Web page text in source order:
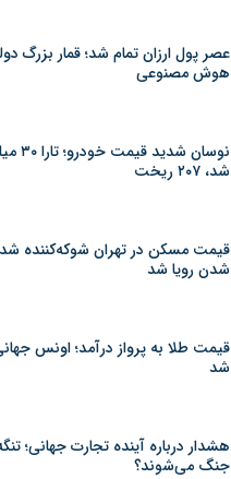
عصر پول ارزان تمام شد؛ قمار بزرگ
هوش مصنوعی
نوسان
شد، ۲۰۷ ریخت
قیمت مسکن در تهران شوکه‌کننده شد؛
شدن رویا شد
شد
هشدار درباره آینده تجارت جهانی؛
جنگ می‌شوند؟